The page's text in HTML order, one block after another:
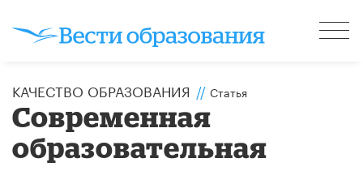
КАЧЕСТВО ОБРАЗОВАНИЯ // Статья
Современная
образовательная